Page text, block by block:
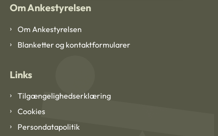
Om Ankestyrelsen
Om Ankestyrelsen
Blanketter og kontaktformularer
Links
Tilgængelighedserklæring
Cookies
Persondatapolitik